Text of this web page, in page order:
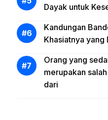
Dayak untuk
Kandungan
Khasiatnya yang
Orang yang
merupakan
dari